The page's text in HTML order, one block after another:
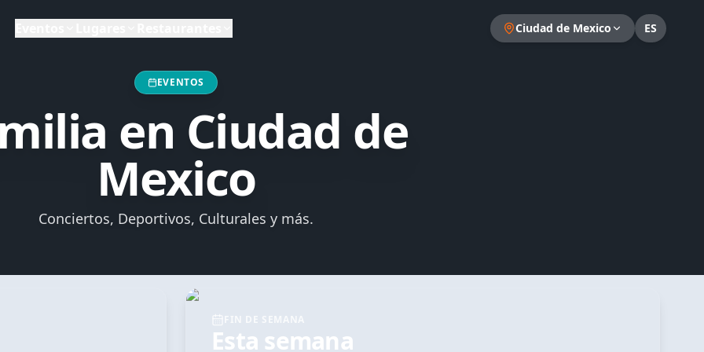
Ciudad de Mexico ES
EVENTOS
en Ciudad de
Mexico
Conciertos, Deportivos, Culturales y más.
Esta semana